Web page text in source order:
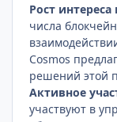
Рост
числа
Cosmos
решений этой
Активное
участвуют в